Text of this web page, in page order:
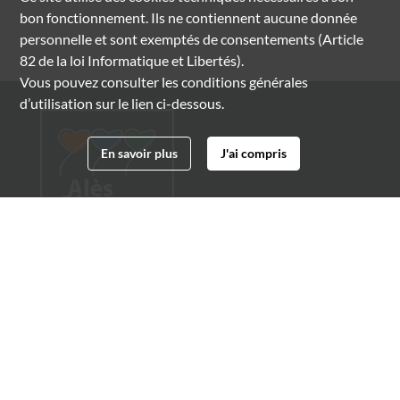
bon fonctionnement. Ils ne contiennent aucune donnée
personnelle et sont exemptés de consentements (Article
82 de la loi Informatique et Libertés).
Vous pouvez consulter les conditions générales
d’utilisation sur le lien ci-dessous.
En savoir plus J'ai compris